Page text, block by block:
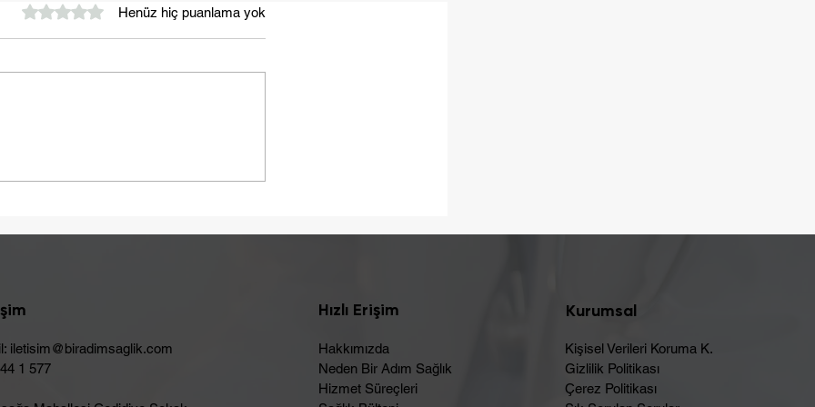
5 üzerinden 0 yıldızHenüz hiç puanlama yok
iletisim@biradimsaglik.com
1 577
Hızlı Erişim
Hakkımızda
Neden Bir Adım Sağlık
Hizmet Süreçleri
Kurumsal
Kişisel Verileri Koruma K.
Gizlilik Politikası
Çerez Politikası